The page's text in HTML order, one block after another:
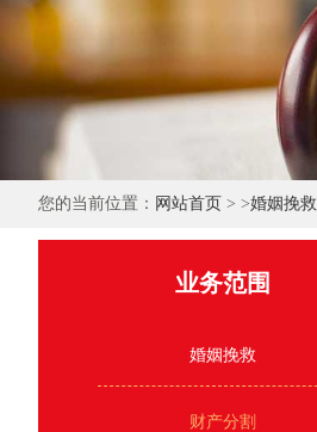
您的当前位置： 网站首页 > >婚姻挽救
业务范围
婚姻挽救
财产分割